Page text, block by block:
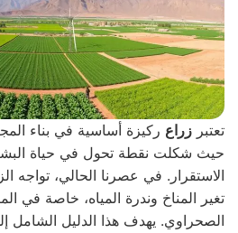
تعتبر زراع ركيزة أساسية في بناء
حيث شكلت نقطة تحول في حياة
الاستقرار. في عصرنا الحالي، تواجه
تغير المناخ وندرة المياه، خاصة في
الصحراوي. يهدف هذا الدليل الشامل